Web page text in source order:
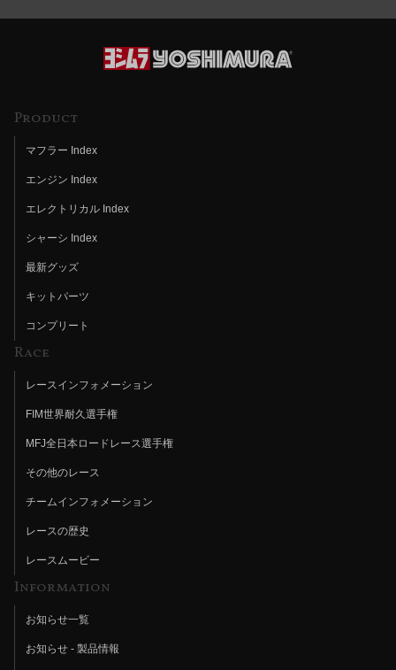
Product
マフラー Index
エンジン Index
エレクトリカル Index
シャーシ Index
最新グッズ
キットパーツ
コンプリート
Race
レースインフォメーション
FIM世界耐久選手権
MFJ全日本ロードレース選手権
その他のレース
チームインフォメーション
レースの歴史
レースムービー
Information
お知らせ一覧
お知らせ - 製品情報